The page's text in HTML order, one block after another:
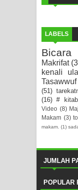
LABELS
Makrifat
kenali
(51)
(16) # kitab
Video (8)
Makam (3)
makam. (1)
JUMLAH
POPULAR